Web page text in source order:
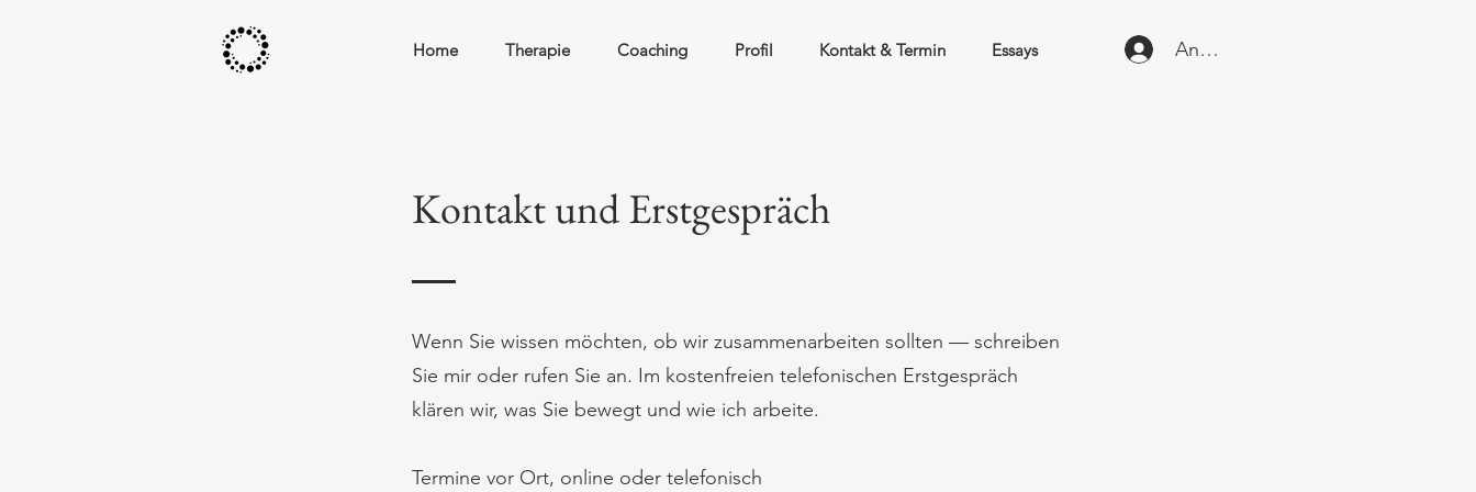
Home Therapie Coaching Profil Kontakt & Termin Essays Anmelden
Kontakt und Erstgespräch
Wenn Sie wissen möchten, ob wir zusammenarbeiten sollten — schreiben
Sie mir oder rufen Sie an. Im kostenfreien telefonischen Erstgespräch
klären wir, was Sie bewegt und wie ich arbeite.
Termine vor Ort, online oder telefonisch